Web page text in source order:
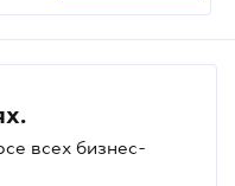
всех бизнес-